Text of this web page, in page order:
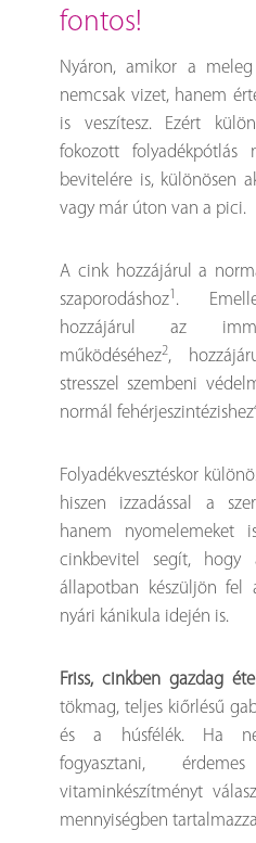
fontos!
Nyáron, amikor a
nemcsak vizet, hanem
is veszítesz. Ezért
fokozott
bevitelére is, különösen
vagy már úton van a pici.
A cink hozzájárul a
szaporodáshoz1 .
hozzájárul az
működéséhez2,
stresszel szembeni
normál fehérjeszintézishez
Folyadékvesztéskor
hiszen izzadással a
hanem nyomelemeket
cinkbevitel segít, hogy
állapotban készüljön fel
nyári kánikula idején is.
Friss, cinkben gazdag
tökmag, teljes kiőrlésű
és a húsfélék. Ha
fogyasztani,
vitaminkészítményt
mennyiségben